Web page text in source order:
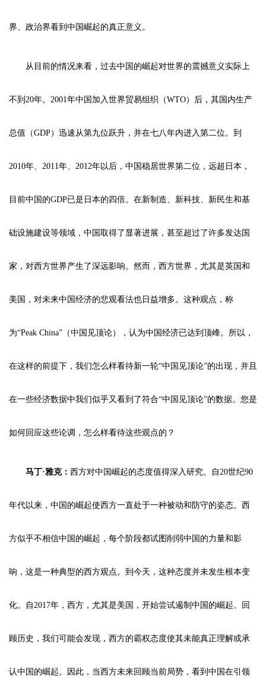
界、政治界看到中国崛起的真正意义。
从目前的情况来看，过去中国的崛起对世界的震撼意义实际上
不到20年。2001年中国加入世界贸易组织（WTO）后，其国内生产
总值（GDP）迅速从第九位跃升，并在七八年内进入第二位。到
2010年、2011年、2012年以后，中国稳居世界第二位，远超日本，
目前中国的GDP已是日本的四倍。在新制造、新科技、新民生和基
础设施建设等领域，中国取得了显著进展，甚至超过了许多发达国
家，对西方世界产生了深远影响。然而，西方世界，尤其是英国和
美国，对未来中国经济的悲观看法也日益增多。这种观点，称
为“Peak China”（中国见顶论），认为中国经济已达到顶峰。所以，
在这样的前提下，我们怎么样看待新一轮“中国见顶论”的出现，并且
在一些经济数据中我们似乎又看到了符合“中国见顶论”的数据。您是
如何回应这些论调，怎么样看待这些观点的？
马丁·雅克： 西方对中国崛起的态度值得深入研究。自20世纪90
年代以来，中国的崛起使西方一直处于一种被动和防守的姿态。西
方似乎不相信中国的崛起，每个阶段都试图削弱中国的力量和影
响，这是一种典型的西方观点。到今天，这种态度并未发生根本变
化。自2017年，西方，尤其是美国，开始尝试遏制中国的崛起。回
顾历史，我们可能会发现，西方的霸权态度使其未能真正理解或承
认中国的崛起。因此，当西方未来回顾当前局势，看到中国在引领